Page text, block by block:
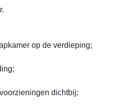
op de verdieping;
dichtbij;